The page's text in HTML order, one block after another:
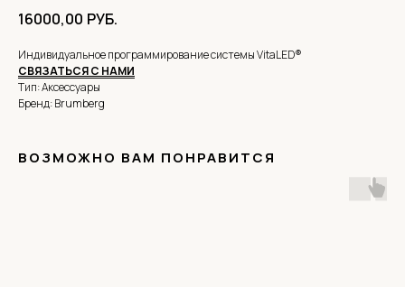
16000,00 РУБ.
Индивидуальное программирование системы VitaLED®
СВЯЗАТЬСЯ С НАМИ
Тип: Аксессуары
Бренд: Brumberg
ВОЗМОЖНО ВАМ ПОНРАВИТСЯ